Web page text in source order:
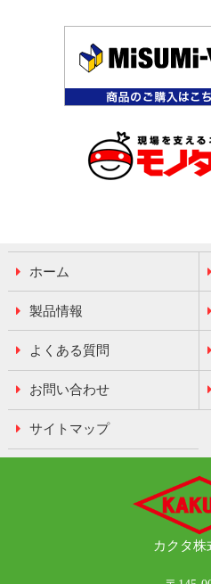
ホーム
製品情報
よくある質問
お問い合わせ
サイトマップ
カクタ株